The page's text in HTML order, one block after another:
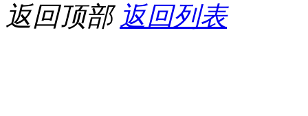
返回顶部 返回列表